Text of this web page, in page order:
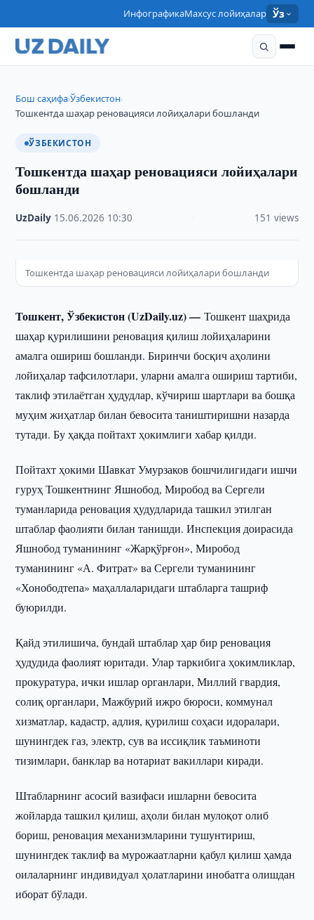
ИнфографикаМахсус лойиҳалар Ўз
Бош саҳифа›Ўзбекистон›
Тошкентда шаҳар реновацияси лойиҳалари бошланди
ЎЗБЕКИСТОН
Тошкентда шаҳар реновацияси лойиҳалари
бошланди
UzDaily 15.06.2026 10:30 151 views
Тошкентда шаҳар реновацияси лойиҳалари бошланди
Тошкент, Ўзбекистон (UzDaily.uz) —Тошкент шаҳрида
шаҳар қурилишини реновация қилиш лойиҳаларини
амалга ошириш бошланди. Биринчи босқич аҳолини
лойиҳалар тафсилотлари, уларни амалга ошириш тартиби,
таклиф этилаётган ҳудудлар, кўчириш шартлари ва бошқа
муҳим жиҳатлар билан бевосита таништиришни назарда
тутади. Бу ҳақда пойтахт ҳокимлиги хабар қилди.
Пойтахт ҳокими Шавкат Умурзаков бошчилигидаги ишчи
гуруҳ Тошкентнинг Яшнобод, Миробод ва Сергели
туманларида реновация ҳудудларида ташкил этилган
штаблар фаолияти билан танишди. Инспекция доирасида
Яшнобод туманининг «Жарқўрғон», Миробод
туманининг «А. Фитрат» ва Сергели туманининг
«Хонободтепа» маҳаллаларидаги штабларга ташриф
буюрилди.
Қайд этилишича, бундай штаблар ҳар бир реновация
ҳудудида фаолият юритади. Улар таркибига ҳокимликлар,
прокуратура, ички ишлар органлари, Миллий гвардия,
солиқ органлари, Мажбурий ижро бюроси, коммунал
хизматлар, кадастр, адлия, қурилиш соҳаси идоралари,
шунингдек газ, электр, сув ва иссиқлик таъминоти
тизимлари, банклар ва нотариат вакиллари киради.
Штабларнинг асосий вазифаси ишларни бевосита
жойларда ташкил қилиш, аҳоли билан мулоқот олиб
бориш, реновация механизмларини тушунтириш,
шунингдек таклиф ва мурожаатларни қабул қилиш ҳамда
оилаларнинг индивидуал ҳолатларини инобатга олишдан
иборат бўлади.